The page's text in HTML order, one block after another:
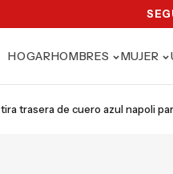
HOGARHOMBRES MUJER
tira trasera de cuero azul napoli